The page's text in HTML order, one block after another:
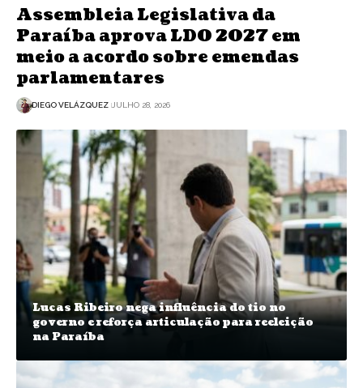
Assembleia Legislativa da
Paraíba aprova LDO 2027 em
meio a acordo sobre emendas
parlamentares
DIEGO VELÁZQUEZ JULHO 28, 2026
Lucas Ribeiro nega influência do tio no
governo e reforça articulação para reeleição
na Paraíba